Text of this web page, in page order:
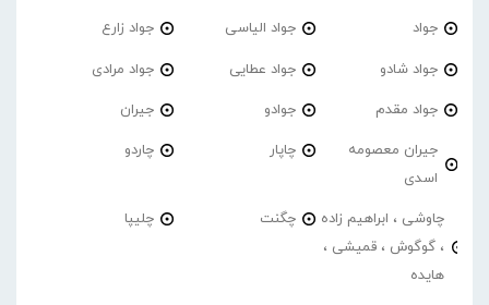
جواد جواد الیاسی جواد زارع
جواد شادو جواد عطایی جواد مرادی
جواد مقدم جوادو جیران
جیران معصومه
اسدی
چاپار چاردو
چاوشی ، ابراهیم زاده
، گوگوش ، قمیشی ،
هایده
چگنت چلیپا